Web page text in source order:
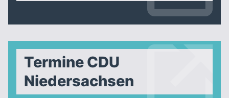
Termine CDU
Niedersachsen